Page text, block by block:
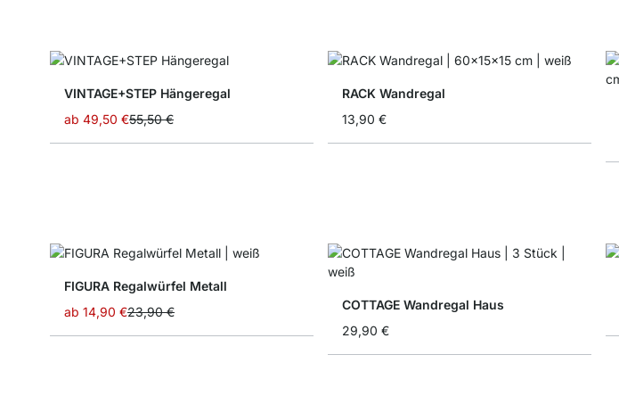
VINTAGE+STEP Hängeregal
ab 49,50 €55,50 €
RACK Wandregal
13,90 €
FIGURA Regalwürfel Metall
ab 14,90 €23,90 €
COTTAGE Wandregal Haus
29,90 €